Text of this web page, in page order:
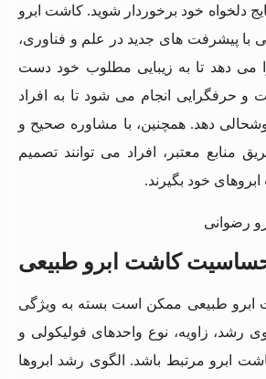
دلخواه خود برخوردار شوید. کاشت ابرو
با پیشرفت های جدید در علم و فناوری،
می دهد تا به زیبایی مطلوب خود دست
و حرفگرایی انجام می شود تا به افراد
دهد. همچنین، با مشاوره صحیح و
منابع معتبر، افراد می توانند تصمیم
خود بگیرند.
کاشت ابرو طبیعی
طبیعی ممکن است بسته به ویژگی
رشد، زاویه، نوع واحدهای فولیکولی و
ابرو مرتبط باشد. الگوی رشد ابروها